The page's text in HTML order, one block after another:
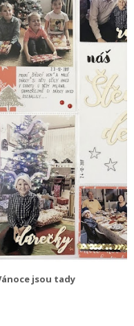
jsou tady